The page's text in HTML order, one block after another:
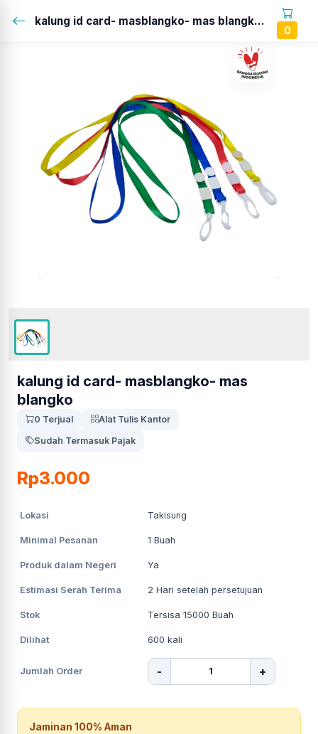
kalung id card- masblangko- mas blangko...
0
kalung id card- masblangko- mas
blangko
0 Terjual
Alat Tulis Kantor
Sudah Termasuk Pajak
Rp3.000
Lokasi Takisung
Minimal Pesanan 1 Buah
Produk dalam Negeri Ya
Estimasi Serah Terima 2 Hari setelah persetujuan
Stok Tersisa 15000 Buah
Dilihat 600 kali
Jumlah Order - +
Jaminan 100% Aman